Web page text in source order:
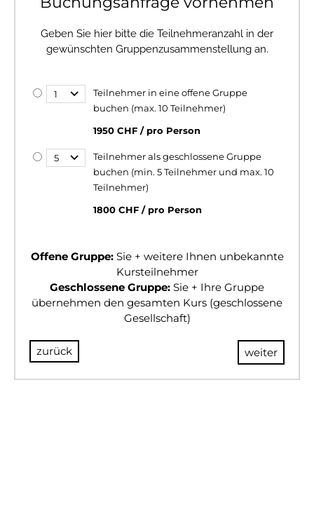
Geben Sie hier bitte die Teilnehmeranzahl in der
gewünschten Gruppenzusammenstellung an.
Teilnehmer in eine offene Gruppe
buchen (max. 10 Teilnehmer)
1950 CHF / pro Person
Teilnehmer als geschlossene Gruppe
buchen (min. 5 Teilnehmer und max. 10
Teilnehmer)
1800 CHF / pro Person
Offene Gruppe:Sie + weitere Ihnen unbekannte
Kursteilnehmer
Geschlossene Gruppe: Sie + Ihre Gruppe
übernehmen den gesamten Kurs (geschlossene
Gesellschaft)
zurück weiter